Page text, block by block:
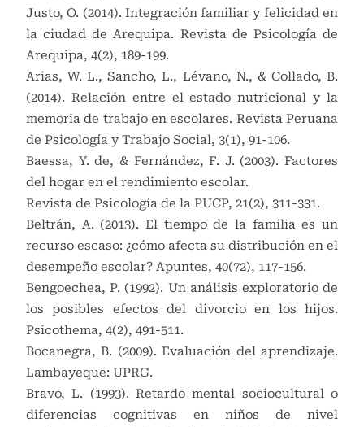
Justo, O. (2014). Integración familiar y felicidad en
la ciudad de Arequipa. Revista de Psicología de
Arequipa, 4(2), 189-199.
Arias, W. L., Sancho, L., Lévano, N., & Collado, B.
(2014). Relación entre el estado nutricional y la
memoria de trabajo en escolares. Revista Peruana
de Psicología y Trabajo Social, 3(1), 91-106.
Baessa, Y. de, & Fernández, F. J. (2003). Factores
del hogar en el rendimiento escolar.
Revista de Psicología de la PUCP, 21(2), 311-331.
Beltrán, A. (2013). El tiempo de la familia es un
recurso escaso: ¿cómo afecta su distribución en el
desempeño escolar? Apuntes, 40(72), 117-156.
Bengoechea, P. (1992). Un análisis exploratorio de
los posibles efectos del divorcio en los hijos.
Psicothema, 4(2), 491-511.
Bocanegra, B. (2009). Evaluación del aprendizaje.
Lambayeque: UPRG.
Bravo, L. (1993). Retardo mental sociocultural o
diferencias cognitivas en niños de nivel